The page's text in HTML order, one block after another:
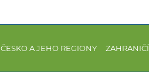
ČESKO A JEHO REGIONY ZAHRANIČÍ